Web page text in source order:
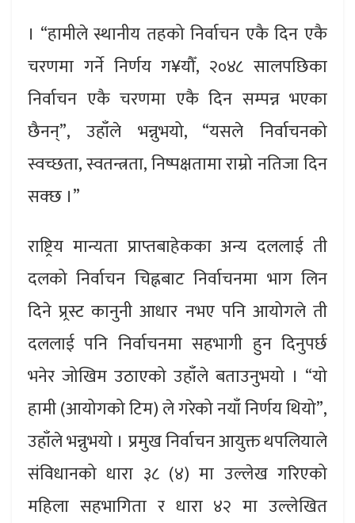
। “हामीले स्थानीय तहको निर्वाचन एकै दिन एकै
चरणमा गर्ने निर्णय ग¥यौँ, २०४८ सालपछिका
निर्वाचन एकै चरणमा एकै दिन सम्पन्न भएका
छैनन्”, उहाँले भन्नुभयो, “यसले निर्वाचनको
स्वच्छता, स्वतन्त्रता, निष्पक्षतामा राम्रो नतिजा दिन
सक्छ ।”
राष्ट्रिय मान्यता प्राप्तबाहेकका अन्य दललाई ती
दलको निर्वाचन चिह्नबाट निर्वाचनमा भाग लिन
दिने प्र्रस्ट कानुनी आधार नभए पनि आयोगले ती
दललाई पनि निर्वाचनमा सहभागी हुन दिनुपर्छ
भनेर जोखिम उठाएको उहाँले बताउनुभयो । “यो
हामी (आयोगको टिम) ले गरेको नयाँ निर्णय थियो”,
उहाँले भन्नुभयो । प्रमुख निर्वाचन आयुक्त थपलियाले
संविधानको धारा ३८ (४) मा उल्लेख गरिएको
महिला सहभागिता र धारा ४२ मा उल्लेखित